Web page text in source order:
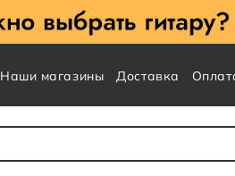
Наши магазины Доставка